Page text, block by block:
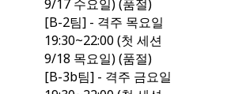
9/17 수요일) (품절)
[B-2팀] - 격주 목요일
19:30~22:00 (첫 세션
9/18 목요일) (품절)
[B-3b팀] - 격주 금요일